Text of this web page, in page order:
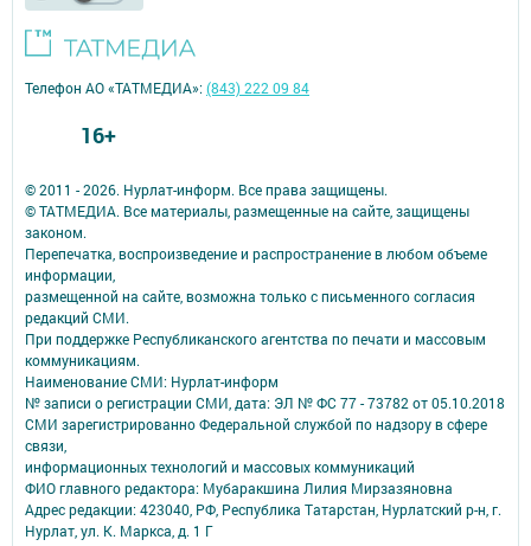
© 2011 - 2026. Нурлат-⁠информ. Все права защищены.
© ТАТМЕДИА. Все материалы, размещенные на сайте, защищены
законом.
Перепечатка, воспроизведение и распространение в любом объеме
информации,
размещенной на сайте, возможна только с письменного согласия
редакций СМИ.
При поддержке Республиканского агентства по печати и массовым
коммуникациям.
Наименование СМИ: Нурлат-⁠информ
№ записи о регистрации СМИ, дата: ЭЛ № ФС 77 -⁠ 73782 от 05.10.2018
СМИ зарегистрированно Федеральной службой по надзору в сфере
связи,
информационных технологий и массовых коммуникаций
ФИО главного редактора: Мубаракшина Лилия Мирзазяновна
Адрес редакции: 423040, РФ, Республика Татарстан, Нурлатский р-н, г.
Нурлат, ул. К. Маркса, д. 1 Г
Телефон АО «ТАТМЕДИА»:(843) 222 09 84
16+